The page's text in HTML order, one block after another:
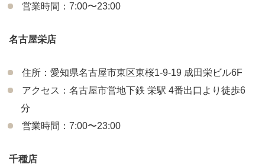
営業時間：7:00〜23:00
名古屋栄店
住所：愛知県名古屋市東区東桜1-9-19 成田栄ビル6F
アクセス：名古屋市営地下鉄 栄駅 4番出口より徒歩6
分
営業時間：7:00〜23:00
千種店